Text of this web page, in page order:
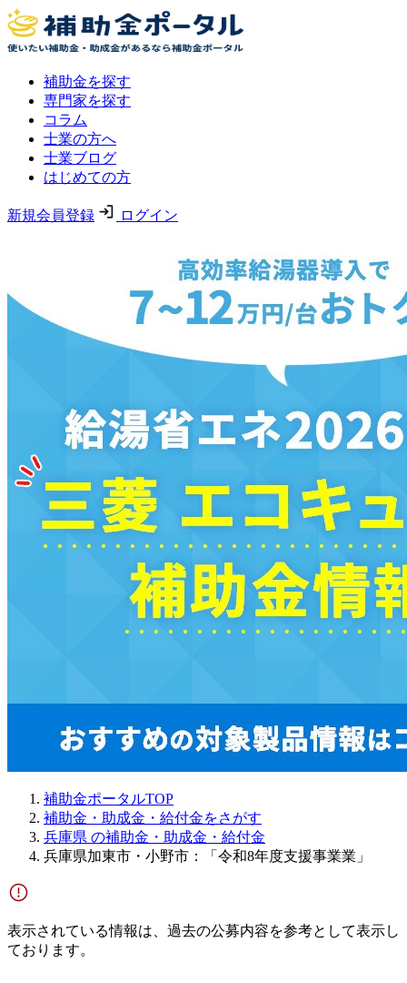
補助金を探す
専門家を探す
コラム
士業の方へ
士業ブログ
はじめての方
新規会員登録 ログイン
補助金ポータルTOP
補助金・助成金・給付金をさがす
兵庫県 の補助金・助成金・給付金
兵庫県加東市・小野市：「令和8年度支援事業業」
表示されている情報は、過去の公募内容を参考として表示し
ております。